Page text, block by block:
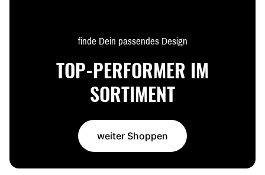
finde Dein passendes Design
TOP-PERFORMER IM
SORTIMENT
weiter Shoppen